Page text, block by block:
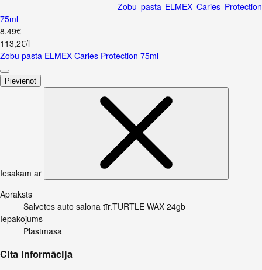
Zobu pasta ELMEX Caries Protection
75ml
8.49€
113,2€/l
Zobu pasta ELMEX Caries Protection 75ml
Pievienot
Iesakām ar
Apraksts
Salvetes auto salona tīr.TURTLE WAX 24gb
Iepakojums
Plastmasa
Cita informācija